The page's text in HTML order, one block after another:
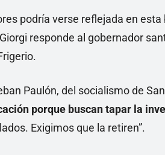
podría verse reflejada en
responde al gobernador
Paulón, del socialismo de
porque buscan tapar la
Exigimos que la retiren”.